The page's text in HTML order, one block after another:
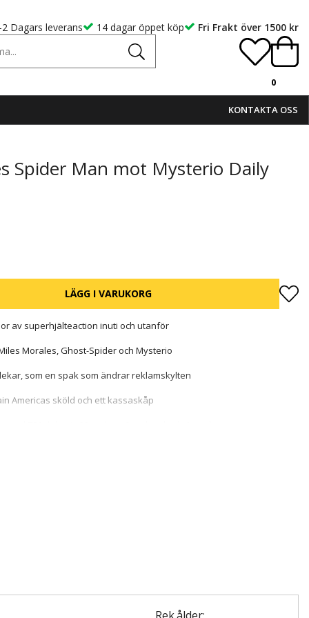
2 Dagars leverans 14 dagar öppet köp Fri Frakt över 1500 kr
0
KONTAKTA OSS
Spider Man mot Mysterio Daily
LÄGG I VARUKORG
av superhjälteaction inuti och utanför
Morales, Ghost-Spider och Mysterio
som en spak som ändrar reklamskylten
Americas sköld och ett kassaskåp